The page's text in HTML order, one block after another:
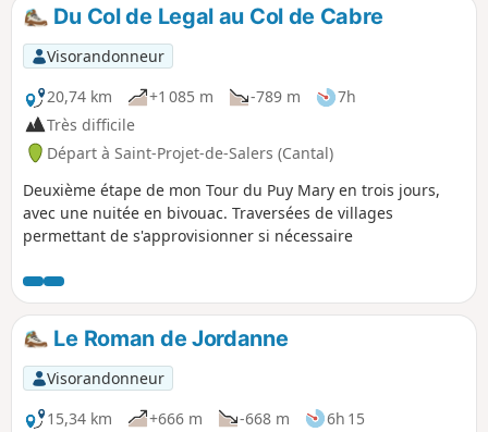
chemin, parsemé de nombreux cailloux, requiert de bonnes
chaussures pour une progression confortable.
Heureusement, l’ombre généreuse des arbres vous
accompagnera tout au long du parcours, vous offrant des
pauses rafraîchissantes à chaque étape.
Du Col de Legal au Col de Cabre
Visorandonneur
20,74 km
+1 085 m -789 m
7h
Très difficile
Départ à Saint-Projet-de-Salers (Cantal)
Deuxième étape de mon Tour du Puy Mary en trois jours,
avec une nuitée en bivouac. Traversées de villages
permettant de s'approvisionner si nécessaire
Le Roman de Jordanne
Visorandonneur
15,34 km
+666 m -668 m
6h 15